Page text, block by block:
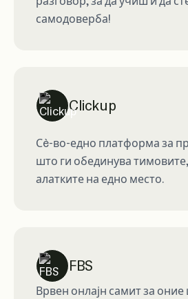
самодоверба!
Clickup
Сè-во-едно платформа за
што ги обединува
алатките на едно место.
FBS
Врвен онлајн самит за